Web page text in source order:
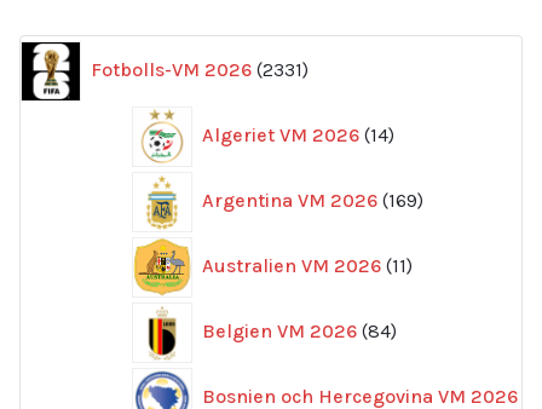
Fotbolls-VM 2026 2331
produkter
Algeriet VM 2026 14
produkter
Argentina VM 2026 169
produkter
Australien VM 2026 11
produkter
Belgien VM 2026 84
produkter
Bosnien och Hercegovina VM 2026